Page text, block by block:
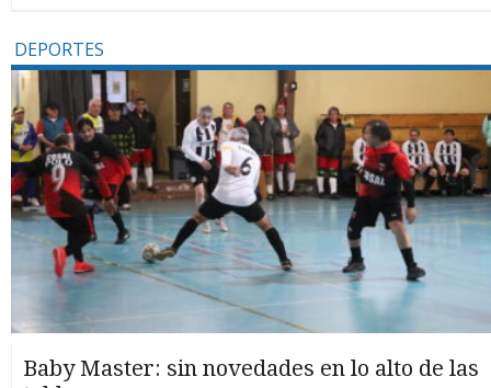
DEPORTES
Baby Master: sin novedades en lo alto de las